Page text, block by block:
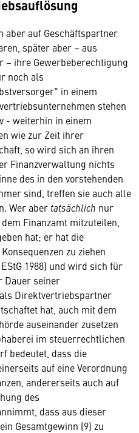
aber auf Geschäftspartner
später aber – aus
– ihre Gewerbeberechtigung
noch als
in einem
stehen
- weiterhin in einem
wie zur Zeit ihrer
so wird sich an ihren
Finanzverwaltung nichts
des in den vorstehenden
sind, treffen sie auch alle
Wer aber tatsächlich nur
Finanzamt mitzuteilen,
hat; er hat die
zu ziehen
1988) und wird sich für
Dauer seiner
Direktvertriebspartner
hat, auch mit dem
auseinander zusetzen
im steuerrechtlichen
bedeutet, dass die
auf eine Verordnung
andererseits auch auf
des
dass aus dieser
Gesamtgewinn (9) zu